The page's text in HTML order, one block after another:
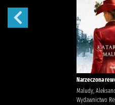
Narzeczona
Maludy,
Wydawnictwo